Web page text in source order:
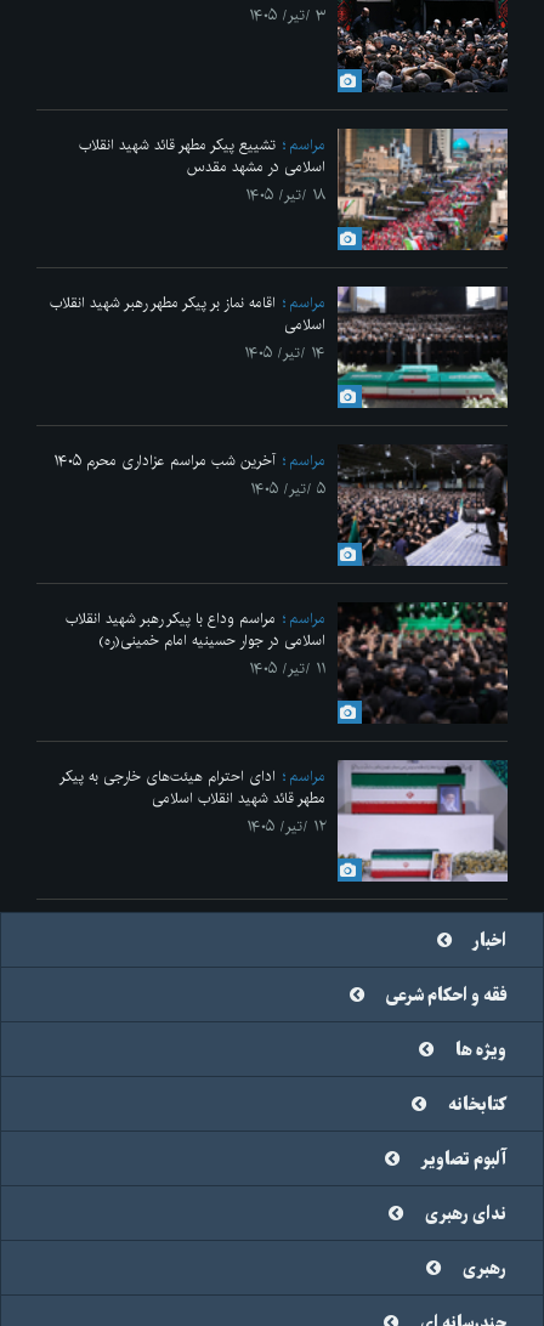
۳ /تیر/ ۱۴۰۵
مراسم
تشییع پیکر مطهر قائد شهید انقلاب
اسلامی در مشهد مقدس
۱۸ /تیر/ ۱۴۰۵
مراسم
اقامه نماز بر پیکر مطهر رهبر شهید انقلاب
اسلامی
۱۴ /تیر/ ۱۴۰۵
مراسم
آخرین شب مراسم عزاداری محرم ۱۴۰۵
۵ /تیر/ ۱۴۰۵
مراسم
مراسم وداع با پیکر رهبر شهید انقلاب
اسلامی در جوار حسینیه امام خمینی(ره)
۱۱ /تیر/ ۱۴۰۵
مراسم
ادای احترام هیئت‌های خارجی به پیکر
مطهر قائد شهید انقلاب اسلامی
۱۲ /تیر/ ۱۴۰۵
اخبار
فقه و احکام شرعی
ویژه ها
کتابخانه
آلبوم تصاویر
ندای رهبری
رهبری